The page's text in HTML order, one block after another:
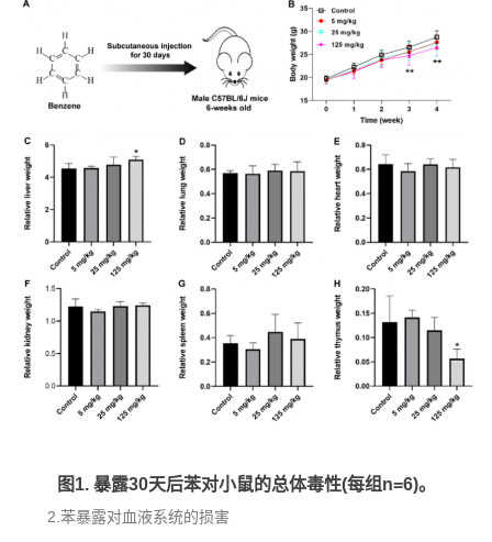
图1. 暴露30天后苯对小鼠的总体毒性(每组n=6)。
2.苯暴露对血液系统的损害